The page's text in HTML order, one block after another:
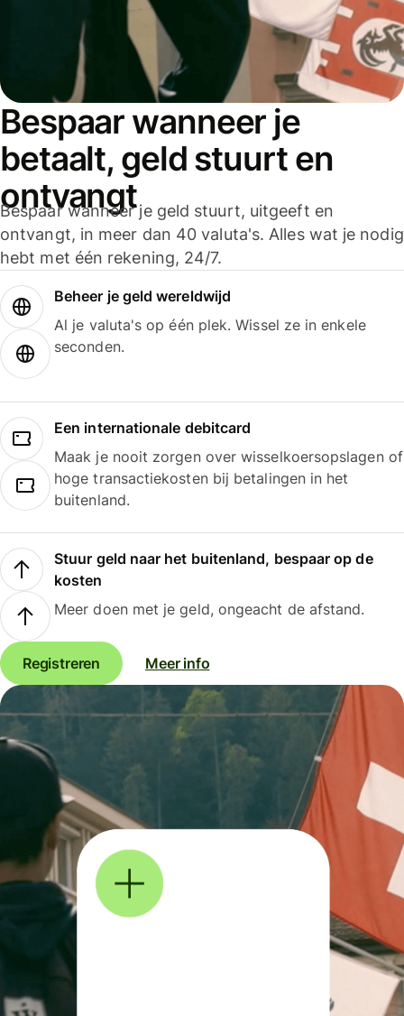
Bespaar wanneer je
betaalt, geld stuurt en
ontvangt
Bespaar wanneer je geld stuurt, uitgeeft en
ontvangt, in meer dan 40 valuta's. Alles wat je nodig
hebt met één rekening, 24/7.
Beheer je geld wereldwijd
Al je valuta's op één plek. Wissel ze in enkele
seconden.
Een internationale debitcard
Maak je nooit zorgen over wisselkoersopslagen of
hoge transactiekosten bij betalingen in het
buitenland.
Stuur geld naar het buitenland, bespaar op de
kosten
Meer doen met je geld, ongeacht de afstand.
Registreren Meer info